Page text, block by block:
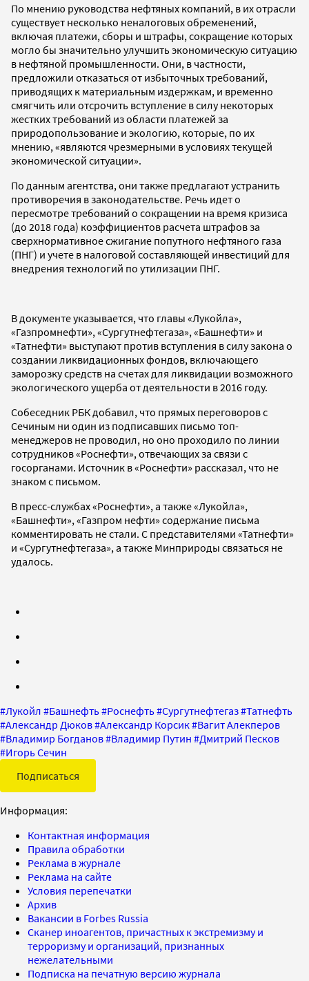
По мнению руководства нефтяных компаний, в их отрасли
существует несколько неналоговых обременений,
включая платежи, сборы и штрафы, сокращение которых
могло бы значительно улучшить экономическую ситуацию
в нефтяной промышленности. Они, в частности,
предложили отказаться от избыточных требований,
приводящих к материальным издержкам, и временно
смягчить или отсрочить вступление в силу некоторых
жестких требований из области платежей за
природопользование и экологию, которые, по их
мнению, «являются чрезмерными в условиях текущей
экономической ситуации».
По данным агентства, они также предлагают устранить
противоречия в законодательстве. Речь идет о
пересмотре требований о сокращении на время кризиса
(до 2018 года) коэффициентов расчета штрафов за
сверхнормативное сжигание попутного нефтяного газа
(ПНГ) и учете в налоговой составляющей инвестиций для
внедрения технологий по утилизации ПНГ.
В документе указывается, что главы «Лукойла»,
«Газпромнефти», «Сургутнефтегаза», «Башнефти» и
«Татнефти» выступают против вступления в силу закона о
создании ликвидационных фондов, включающего
заморозку средств на счетах для ликвидации возможного
экологического ущерба от деятельности в 2016 году.
Собеседник РБК добавил, что прямых переговоров с
Сечиным ни один из подписавших письмо топ-
менеджеров не проводил, но оно проходило по линии
сотрудников «Роснефти», отвечающих за связи с
госорганами. Источник в «Роснефти» рассказал, что не
знаком с письмом.
В пресс-службах «Роснефти», а также «Лукойла»,
«Башнефти», «Газпром нефти» содержание письма
комментировать не стали. С представителями «Татнефти»
и «Сургутнефтегаза», а также Минприроды связаться не
удалось.
#Лукойл #Башнефть#Роснефть#Сургутнефтегаз#Татнефть
#Александр Дюков#Александр Корсик#Вагит Алекперов
#Владимир Богданов#Владимир Путин #Дмитрий Песков
#Игорь Сечин
Подписаться
Информация:
Контактная информация
Правила обработки
Реклама в журнале
Реклама на сайте
Условия перепечатки
Архив
Вакансии в Forbes Russia
Сканер иноагентов, причастных к экстремизму и
терроризму и организаций, признанных
нежелательными
Подписка на печатную версию журнала